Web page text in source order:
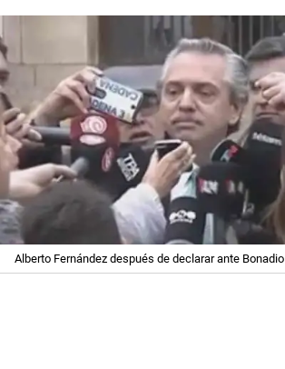
Alberto Fernández después de declarar ante Bonadio